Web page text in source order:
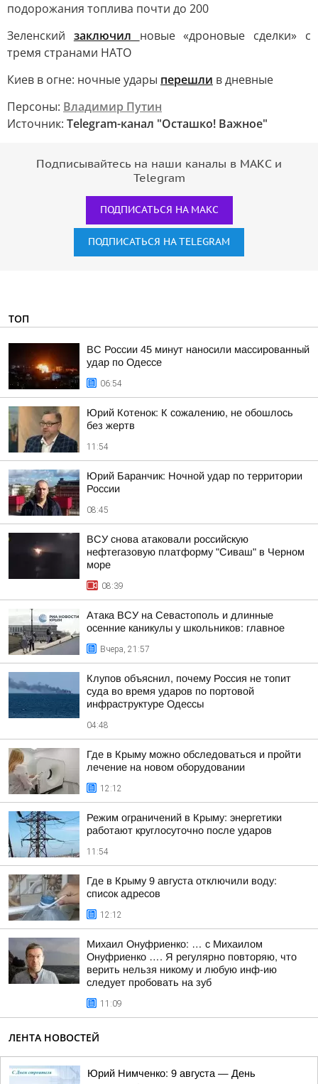
подорожания топлива почти до 200
Зеленский заключил новые «дроновые сделки» с
тремя странами НАТО
Киев в огне: ночные удары перешли в дневные
Персоны: Владимир Путин
Источник: Telegram-канал "Осташко! Важное"
Подписывайтесь на наши каналы в МАКС и
Telegram
ПОДПИСАТЬСЯ НА МАКС
ПОДПИСАТЬСЯ НА TELEGRAM
ТОП
ВС России 45 минут наносили массированный
удар по Одессе
06:54
Юрий Котенок: К сожалению, не обошлось
без жертв
11:54
Юрий Баранчик: Ночной удар по территории
России
08:45
ВСУ снова атаковали российскую
нефтегазовую платформу "Сиваш" в Черном
море
08:39
Атака ВСУ на Севастополь и длинные
осенние каникулы у школьников: главное
Вчера, 21:57
Клупов объяснил, почему Россия не топит
суда во время ударов по портовой
инфраструктуре Одессы
04:48
Где в Крыму можно обследоваться и пройти
лечение на новом оборудовании
12:12
Режим ограничений в Крыму: энергетики
работают круглосуточно после ударов
11:54
Где в Крыму 9 августа отключили воду:
список адресов
12:12
Михаил Онуфриенко: … с Михаилом
Онуфриенко …. Я регулярно повторяю, что
верить нельзя никому и любую инф-ию
следует пробовать на зуб
11:09
ЛЕНТА НОВОСТЕЙ
Юрий Нимченко: 9 августа — День